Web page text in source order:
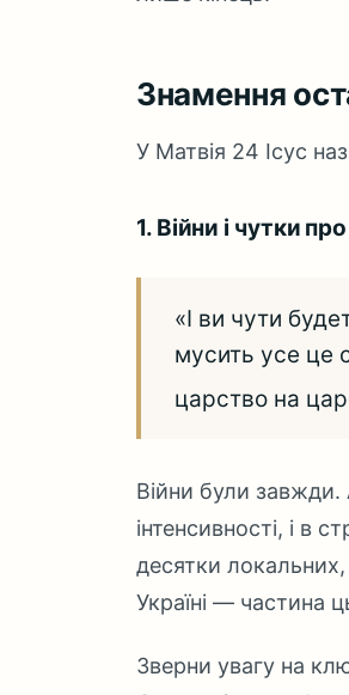
Знамення
У Матвія 24 Ісус
1. Війни і чутки
«І ви чути
мусить усе це
царство на
Війни були завжди.
інтенсивності, і в
десятки
Україні — частина
Зверни увагу на